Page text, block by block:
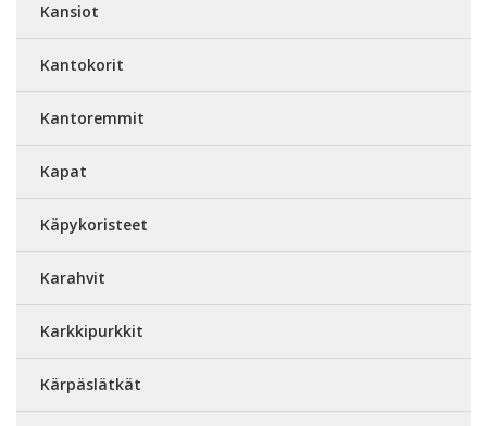
Kansiot
Kantokorit
Kantoremmit
Kapat
Käpykoristeet
Karahvit
Karkkipurkkit
Kärpäslätkät